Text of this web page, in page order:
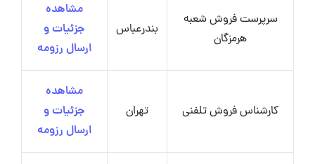
سرپرست فروش شعبه
هرمزگان
بندرعباس
مشاهده
جزئیات و
ارسال رزومه
کارشناس فروش تلفنی تهران
مشاهده
جزئیات و
ارسال رزومه